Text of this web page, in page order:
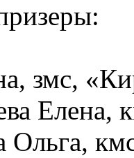
змс,
Елена,